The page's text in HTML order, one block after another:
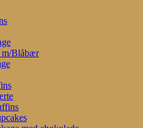
m/Blåbær